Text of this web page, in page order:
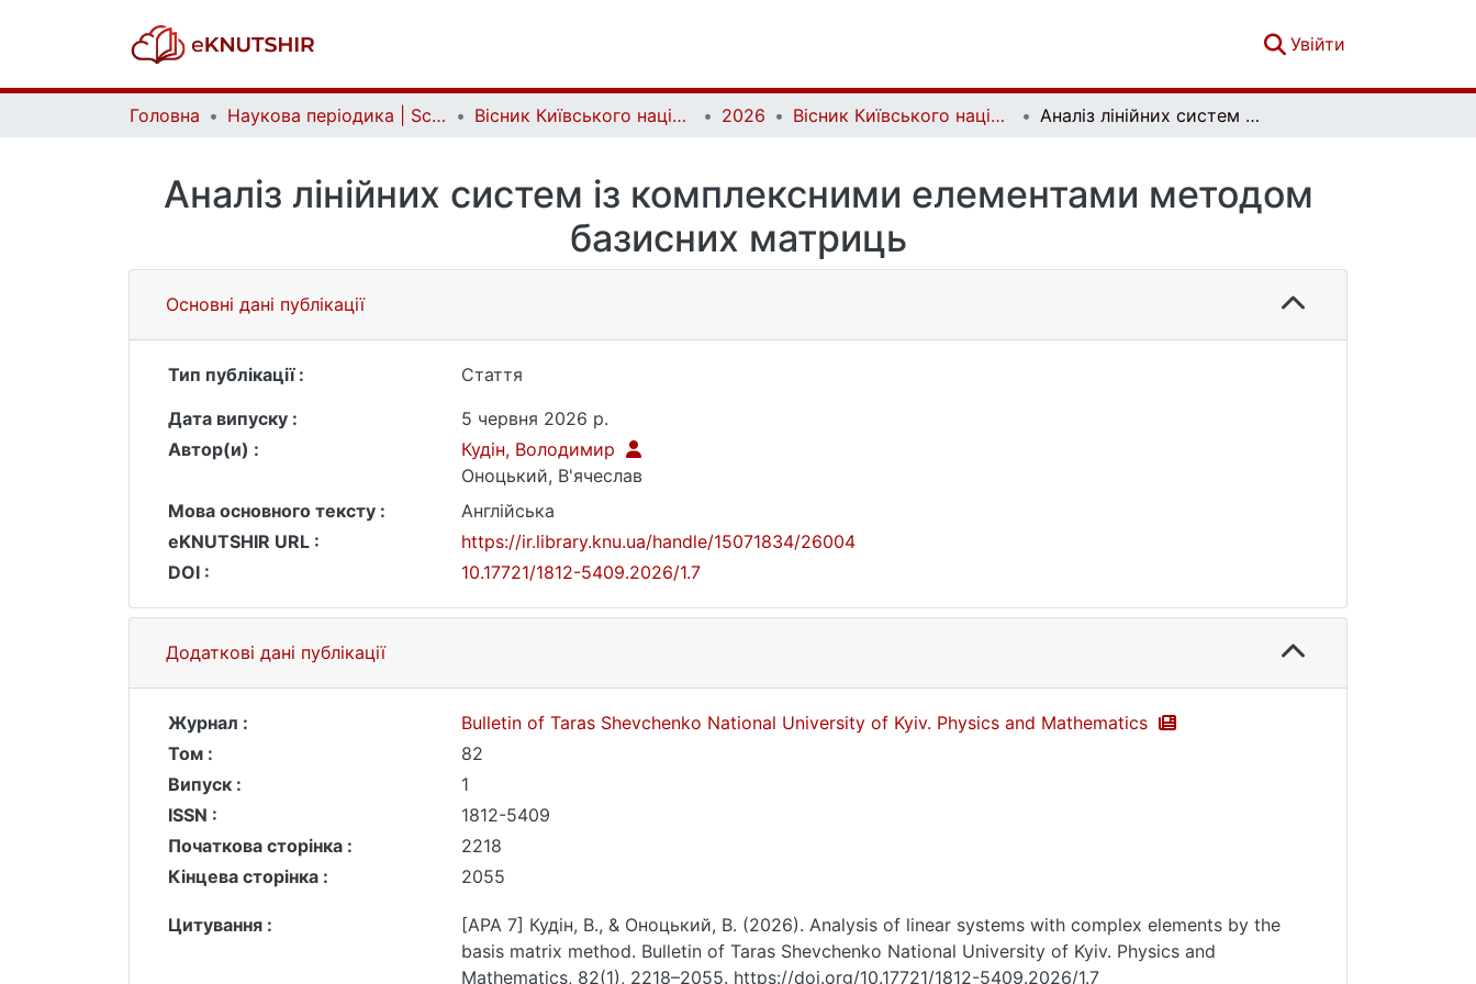
Увійти
Головна Наукова періодика | Scientific periodicals Вісник Київського національного університету імені Тараса Шевченка. Фізико-математичні науки | Bulletin of Taras Shevchenko National University of Kyiv. Series: Physics and Mathematics 2026 Вісник Київського національного університету імені Тараса Шевченка. Фізико-математичні науки. Том 82 № 1 Аналіз лінійних систем із комплексними елементами методом базисних матриць
Аналіз лінійних систем із комплексними елементами методом
базисних матриць
Основні дані публікації
Тип публікації :
Стаття
Дата випуску :
5 червня 2026 р.
Автор(и) :
Кудін, Володимир
Оноцький, В'ячеслав
Мова основного тексту :
Англійська
eKNUTSHIR URL :
https://ir.library.knu.ua/handle/15071834/26004
DOI :
10.17721/1812-5409.2026/1.7
Додаткові дані публікації
Журнал :
Bulletin of Taras Shevchenko National University of Kyiv. Physics and Mathematics
Том :
82
Випуск :
1
ISSN :
1812-5409
Початкова сторінка :
2218
Кінцева сторінка :
2055
Цитування :
[APA 7] Кудін, В., & Оноцький, В. (2026). Analysis of linear systems with complex elements by the
basis matrix method. Bulletin of Taras Shevchenko National University of Kyiv. Physics and
Mathematics, 82(1), 2218–2055. https://doi.org/10.17721/1812-5409.2026/1.7